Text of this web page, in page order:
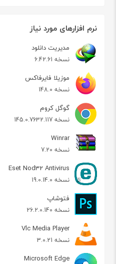
نرم افزارهای مورد نیاز
مدیریت دانلود
نسخه 6.42.61
موزیلا فایرفاکس
نسخه 148.0
گوگل کروم
نسخه 145.0.7632.117
Winrar
نسخه 7.20
Eset Nod32 Antivirus
نسخه 19.0.14.0
فتوشاپ
نسخه 26.2.0.140
Vlc Media Player
نسخه 3.0.21
Microsoft Edge